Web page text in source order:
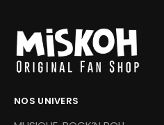
NOS UNIVERS